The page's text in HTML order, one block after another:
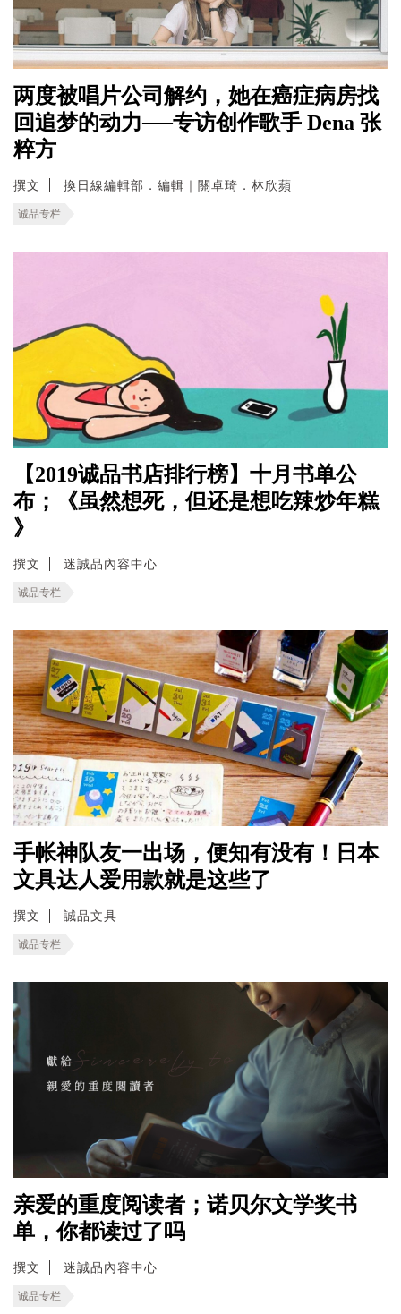
两度被唱片公司解约，她在癌症病房找
回追梦的动力──专访创作歌手 Dena 张
粹方
撰文 換日線編輯部．編輯｜關卓琦．林欣蘋
诚品专栏
【2019诚品书店排行榜】十月书单公
布；《虽然想死，但还是想吃辣炒年糕
》
撰文 迷誠品內容中心
诚品专栏
手帐神队友一出场，便知有没有！日本
文具达人爱用款就是这些了
撰文 誠品文具
诚品专栏
亲爱的重度阅读者；诺贝尔文学奖书
单，你都读过了吗
撰文 迷誠品內容中心
诚品专栏